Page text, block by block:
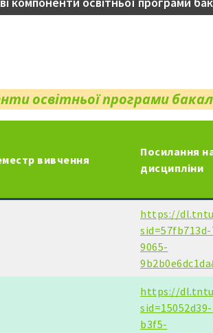
освітньої програми
вивчення
Посилання
дисципліни
https://
9065-
https://
b3f5-